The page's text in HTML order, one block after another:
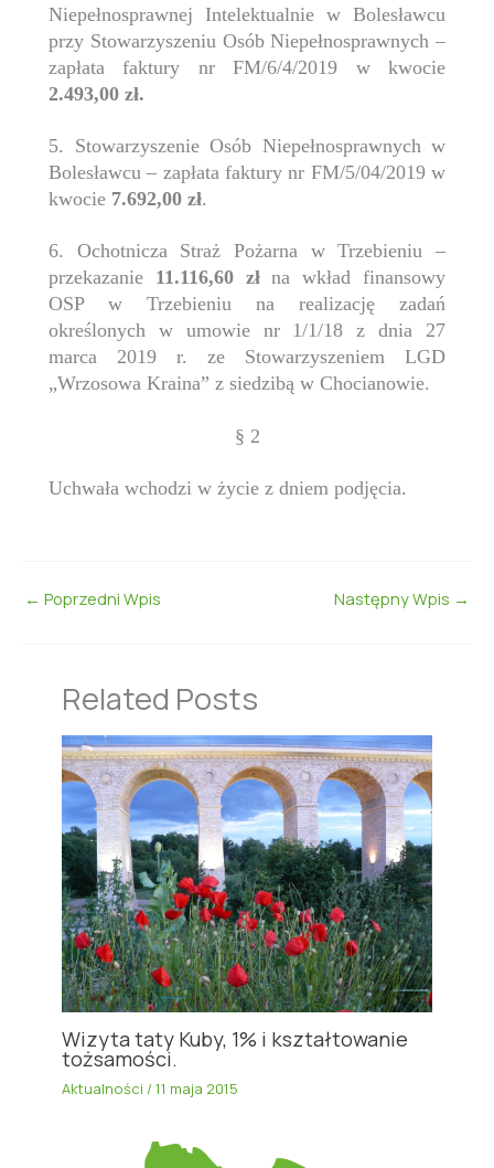
Niepełnosprawnej Intelektualnie w Bolesławcu
przy Stowarzyszeniu Osób Niepełnosprawnych –
zapłata faktury nr FM/6/4/2019 w kwocie
2.493,00 zł.
5. Stowarzyszenie Osób Niepełnosprawnych w
Bolesławcu – zapłata faktury nr FM/5/04/2019 w
kwocie 7.692,00 zł.
6. Ochotnicza Straż Pożarna w Trzebieniu –
przekazanie 11.116,60 złna wkład finansowy
OSP w Trzebieniu na realizację zadań
określonych w umowie nr 1/1/18 z dnia 27
marca 2019 r. ze Stowarzyszeniem LGD
„Wrzosowa Kraina” z siedzibą w Chocianowie.
§ 2
Uchwała wchodzi w życie z dniem podjęcia.
← Poprzedni Wpis Następny Wpis →
Related Posts
Wizyta taty Kuby, 1% i kształtowanie
tożsamości.
Aktualności /11 maja 2015